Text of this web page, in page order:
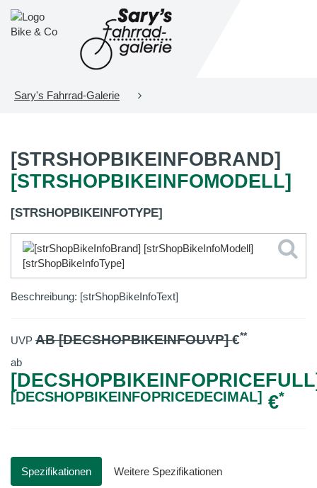
Sary's Fahrrad-Galerie
[STRSHOPBIKEINFOBRAND]
[STRSHOPBIKEINFOMODELL]
[STRSHOPBIKEINFOTYPE]
Beschreibung: [strShopBikeInfoText]
UVP AB [DECSHOPBIKEINFOUVP]€**
ab
[DECSHOPBIKEINFOPRICEDECIMAL] €*
Spezifikationen Weitere Spezifikationen